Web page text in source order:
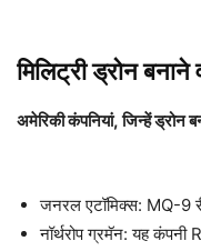
मिलिट्री ड्रोन
अमेरिकी कंपनियां, जिन्हें ड्रोन
जनरल एटॉमिक्स: MQ-9
नॉर्थरोप ग्रमॅन: यह कंपनी